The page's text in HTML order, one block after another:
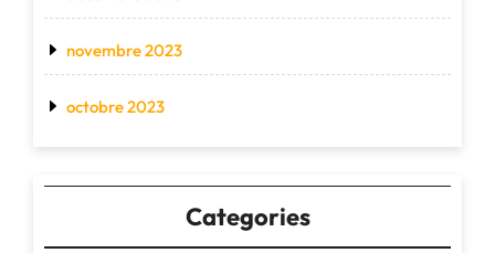
novembre 2023
octobre 2023
Categories